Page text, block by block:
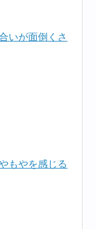
いが面倒くさ
もやを感じる